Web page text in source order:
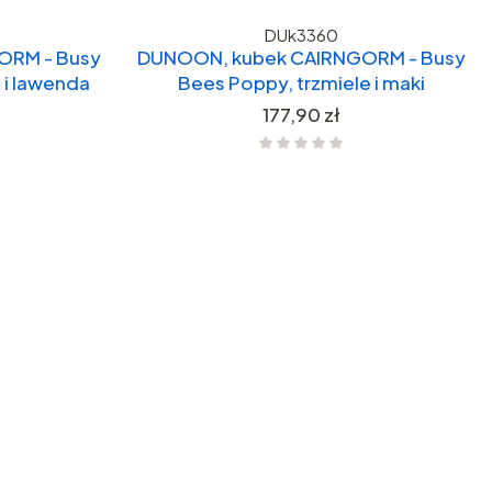
- Busy
lawenda
DUk3360
DUNOON, kubek CAIRNGORM - Busy
Bees Poppy, trzmiele i maki
Cena
177,90 zł